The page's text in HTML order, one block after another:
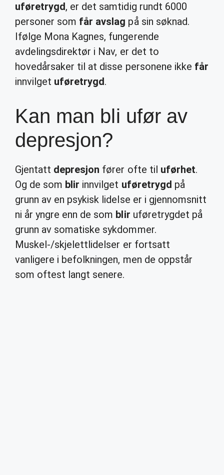
uføretrygd, er det samtidig rundt 6000
personer som får avslag på sin søknad.
Ifølge Mona Kagnes, fungerende
avdelingsdirektør i Nav, er det to
hovedårsaker til at disse personene ikke får
innvilget uføretrygd.
Kan man bli ufør av
depresjon?
Gjentatt depresjon fører ofte til uførhet.
Og de som blir innvilget uføretrygd på
grunn av en psykisk lidelse er i gjennomsnitt
ni år yngre enn de som blir uføretrygdet på
grunn av somatiske sykdommer.
Muskel-/skjelettlidelser er fortsatt
vanligere i befolkningen, men de oppstår
som oftest langt senere.